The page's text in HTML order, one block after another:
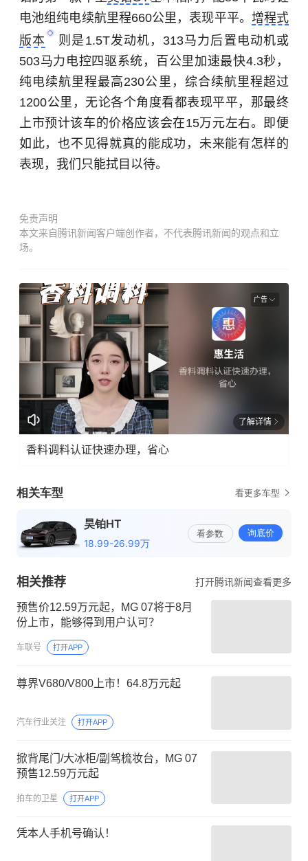
电池组纯电续航里程660公里，表现平平。 增程式
版本
则是1.5T发动机，313马力后置电动机或
503马力电控四驱系统，百公里加速最快4.3秒，
纯电续航里程最高230公里，综合续航里程超过
1200公里，无论各个角度看都表现平平，那最终
上市预计该车的价格应该会在15万元左右。即便
如此，也不见得就真的能成功，未来能有怎样的
表现，我们只能拭目以待。
免责声明
本文来自腾讯新闻客户端创作者，不代表腾讯新闻的观点和立
场。
广告
了解详情
香料调料认证快速办理，省心
相关推荐 打开腾讯新闻查看更多
预售价12.59万元起，MG 07将于8月
份上市，能够得到用户认可？
车联号 打开APP
尊界V680/V800上市！64.8万元起
汽车行业关注 打开APP
掀背尾门/大冰柜/副驾梳妆台，MG 07
预售12.59万元起
拍车的卫星 打开APP
凭本人手机号确认！